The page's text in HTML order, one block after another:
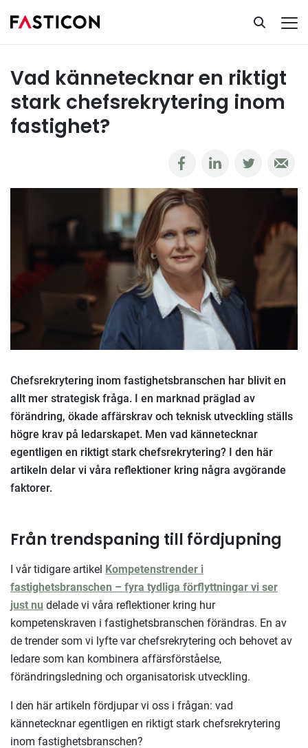
Ta del av vår kunskapsbank
Vad kännetecknar en riktigt
stark chefsrekrytering inom
fastighet?
Chefsrekrytering inom fastighetsbranschen har blivit en
allt mer strategisk fråga. I en marknad präglad av
förändring, ökade affärskrav och teknisk utveckling ställs
högre krav på ledarskapet. Men vad kännetecknar
egentligen en riktigt stark chefsrekrytering? I den här
artikeln delar vi våra reflektioner kring några avgörande
faktorer.
Från trendspaning till fördjupning
I vår tidigare artikel Kompetenstrender i
fastighetsbranschen – fyra tydliga förflyttningar vi ser
just nu delade vi våra reflektioner kring hur
kompetenskraven i fastighetsbranschen förändras. En av
de trender som vi lyfte var chefsrekrytering och behovet av
ledare som kan kombinera affärsförståelse,
förändringsledning och organisatorisk utveckling.
I den här artikeln fördjupar vi oss i frågan: vad
kännetecknar egentligen en riktigt stark chefsrekrytering
inom fastighetsbranschen?